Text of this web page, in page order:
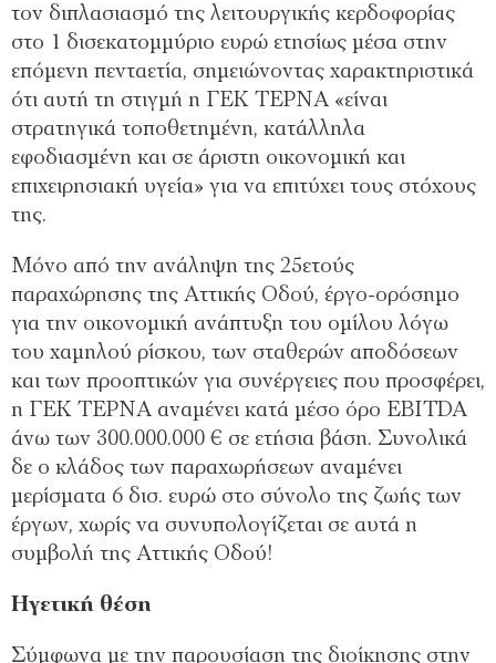
τον διπλασιασμό της λειτουργικής κερδοφορίας
στο 1 δισεκατομμύριο ευρώ ετησίως μέσα στην
επόμενη πενταετία, σημειώνοντας χαρακτηριστικά
ότι αυτή τη στιγμή η ΓΕΚ ΤΕΡΝΑ «είναι
στρατηγικά τοποθετημένη, κατάλληλα
εφοδιασμένη και σε άριστη οικονομική και
επιχειρησιακή υγεία» για να επιτύχει τους στόχους
της.
Μόνο από την ανάληψη της 25ετούς
παραχώρησης της Αττικής Οδού, έργο-ορόσημο
για την οικονομική ανάπτυξη του ομίλου λόγω
του χαμηλού ρίσκου, των σταθερών αποδόσεων
και των προοπτικών για συνέργειες που προσφέρει,
η ΓΕΚ ΤΕΡΝΑ αναμένει κατά μέσο όρο EBITDA
άνω των 300.000.000 € σε ετήσια βάση. Συνολικά
δε ο κλάδος των παραχωρήσεων αναμένει
μερίσματα 6 δισ. ευρώ στο σύνολο της ζωής των
έργων, χωρίς να συνυπολογίζεται σε αυτά η
συμβολή της Αττικής Οδού!
Ηγετική θέση
Σύμφωνα με την παρουσίαση της διοίκησης στην